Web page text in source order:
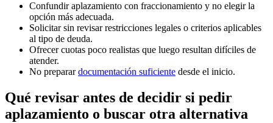
Confundir aplazamiento con fraccionamiento y no elegir la
opción más adecuada.
Solicitar sin revisar restricciones legales o criterios aplicables
al tipo de deuda.
Ofrecer cuotas poco realistas que luego resultan difíciles de
atender.
No preparardocumentación suficiente desde el inicio.
Qué revisar antes de decidir si pedir
aplazamiento o buscar otra alternativa